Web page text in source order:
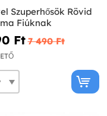
Szuperhősök Rövid
Fiúknak
Ft‎ 7 490 Ft‎